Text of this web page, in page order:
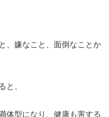
、嫌なこと、面倒なことか
と、
体型になり、健康も害する